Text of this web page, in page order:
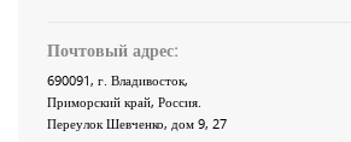
Почтовый адрес:
690091, г. Владивосток,
Приморский край, Россия
Переулок Шевченко, дом 9, 27